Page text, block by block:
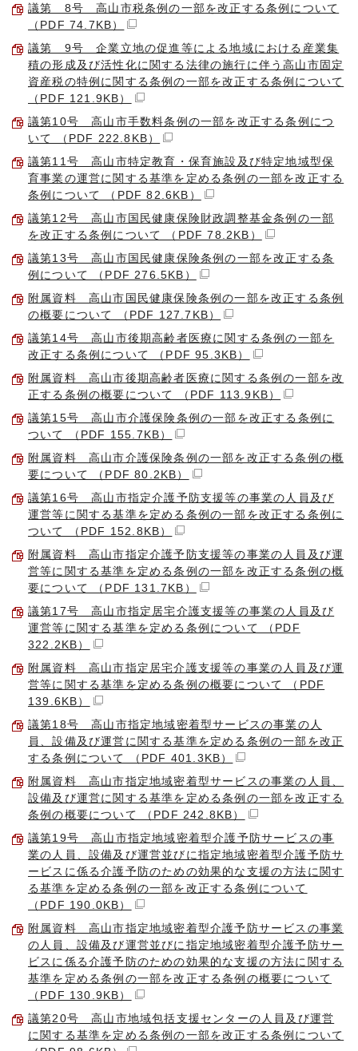
議第 8号 高山市税条例の一部を改正する条例について
（PDF 74.7KB）
議第 9号 企業立地の促進等による地域における産業集
積の形成及び活性化に関する法律の施行に伴う高山市固定
資産税の特例に関する条例の一部を改正する条例について
（PDF 121.9KB）
議第10号 高山市手数料条例の一部を改正する条例につ
いて （PDF 222.8KB）
議第11号 高山市特定教育・保育施設及び特定地域型保
育事業の運営に関する基準を定める条例の一部を改正する
条例について （PDF 82.6KB）
議第12号 高山市国民健康保険財政調整基金条例の一部
を改正する条例について （PDF 78.2KB）
議第13号 高山市国民健康保険条例の一部を改正する条
例について （PDF 276.5KB）
附属資料 高山市国民健康保険条例の一部を改正する条例
の概要について （PDF 127.7KB）
議第14号 高山市後期高齢者医療に関する条例の一部を
改正する条例について （PDF 95.3KB）
附属資料 高山市後期高齢者医療に関する条例の一部を改
正する条例の概要について （PDF 113.9KB）
議第15号 高山市介護保険条例の一部を改正する条例に
ついて （PDF 155.7KB）
附属資料 高山市介護保険条例の一部を改正する条例の概
要について （PDF 80.2KB）
議第16号 高山市指定介護予防支援等の事業の人員及び
運営等に関する基準を定める条例の一部を改正する条例に
ついて （PDF 152.8KB）
附属資料 高山市指定介護予防支援等の事業の人員及び運
営等に関する基準を定める条例の一部を改正する条例の概
要について （PDF 131.7KB）
議第17号 高山市指定居宅介護支援等の事業の人員及び
運営等に関する基準を定める条例について （PDF
322.2KB）
附属資料 高山市指定居宅介護支援等の事業の人員及び運
営等に関する基準を定める条例の概要について （PDF
139.6KB）
議第18号 高山市指定地域密着型サービスの事業の人
員、設備及び運営に関する基準を定める条例の一部を改正
する条例について （PDF 401.3KB）
附属資料 高山市指定地域密着型サービスの事業の人員、
設備及び運営に関する基準を定める条例の一部を改正する
条例の概要について （PDF 242.8KB）
議第19号 高山市指定地域密着型介護予防サービスの事
業の人員、設備及び運営並びに指定地域密着型介護予防サ
ービスに係る介護予防のための効果的な支援の方法に関す
る基準を定める条例の一部を改正する条例について
（PDF 190.0KB）
附属資料 高山市指定地域密着型介護予防サービスの事業
の人員、設備及び運営並びに指定地域密着型介護予防サー
ビスに係る介護予防のための効果的な支援の方法に関する
基準を定める条例の一部を改正する条例の概要について
（PDF 130.9KB）
議第20号 高山市地域包括支援センターの人員及び運営
に関する基準を定める条例の一部を改正する条例について